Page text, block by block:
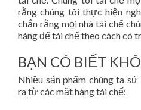
rằng chúng tôi thực hiện
chắn rằng mọi nhà tái chế
hàng để tái chế theo cách có
BẠN CÓ BIẾT
Nhiều sản phẩm chúng ta
ra từ các mặt hàng tái chế: